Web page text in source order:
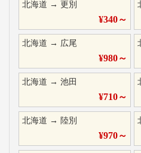
北海道 → 更別
¥340～
北海道 → 広尾
¥980～
北海道 → 池田
¥710～
北海道 → 陸別
¥970～